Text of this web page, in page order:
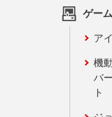
ゲー
ア
機
バ
ト